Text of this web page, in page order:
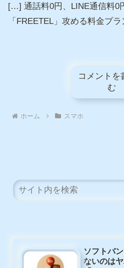
[…] 通話料0円、LINE通信料0
「FREETEL」攻める料金プ
コメントを
む
ホーム スマホ
ソフトバ
ないのは